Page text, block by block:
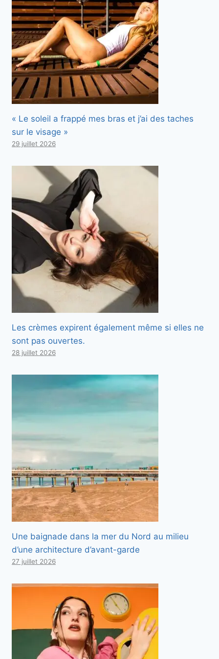
« Le soleil a frappé mes bras et j’ai des taches
sur le visage »
29 juillet 2026
Les crèmes expirent également même si elles ne
sont pas ouvertes.
28 juillet 2026
Une baignade dans la mer du Nord au milieu
d’une architecture d’avant-garde
27 juillet 2026